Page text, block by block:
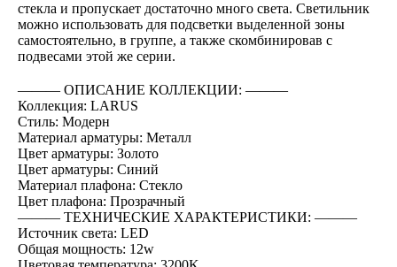
стекла и пропускает достаточно много света. Светильник
можно использовать для подсветки выделенной зоны
самостоятельно, в группе, а также скомбинировав с
подвесами этой же серии.
――― ОПИСАНИЕ КОЛЛЕКЦИИ: ―――
Коллекция: LARUS
Стиль: Модерн
Материал арматуры: Металл
Цвет арматуры: Золото
Цвет арматуры: Синий
Материал плафона: Стекло
Цвет плафона: Прозрачный
――― ТЕХНИЧЕСКИЕ ХАРАКТЕРИСТИКИ: ―――
Источник света: LED
Общая мощность: 12w